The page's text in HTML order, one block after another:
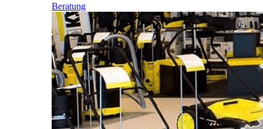
Beratung